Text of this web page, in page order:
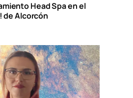
Head Spa en el
de Alcorcón